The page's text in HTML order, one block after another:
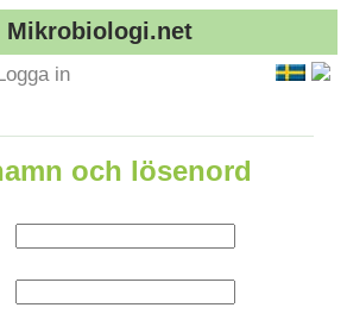
Mikrobiologi.net
in
och lösenord